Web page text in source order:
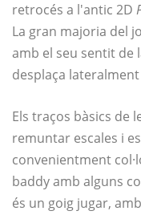
retrocés a l'antic 2D
La gran majoria del
amb el seu sentit de
desplaça
Els traços bàsics de
remuntar escales i
convenientment
baddy amb alguns
és un goig jugar,